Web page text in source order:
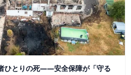
ひとりの死——安全保障が「守る